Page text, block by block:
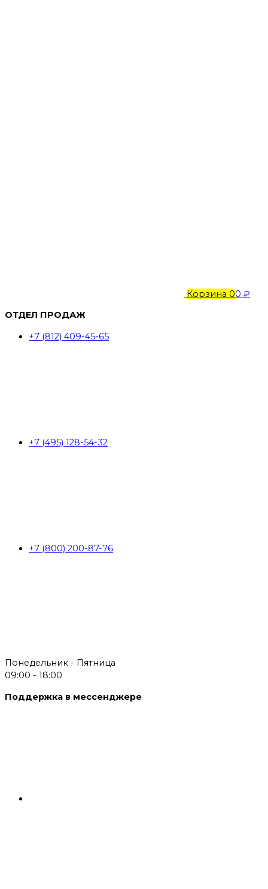
Корзина 00 ₽
ОТДЕЛ ПРОДАЖ
+7 (812) 409-45-65
+7 (495) 128-54-32
+7 (800) 200-87-76
Понедельник - Пятница
09:00 - 18:00
Поддержка в мессенджере